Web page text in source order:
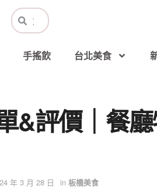
手搖飲 台北美食
&評價｜餐
年 3 月 28 日 in 板橋美食